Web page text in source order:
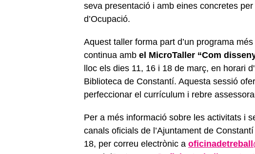
seva presentació i amb eines concretes
d’Ocupació.
Aquest taller forma part d’un programa
continua amb el MicroTaller “Com
lloc els dies 11, 16 i 18 de març, en horari
Biblioteca de Constantí. Aquesta sessió
perfeccionar el currículum i rebre
Per a més informació sobre les activitats i
canals oficials de l’Ajuntament de
18, per correu electrònic a